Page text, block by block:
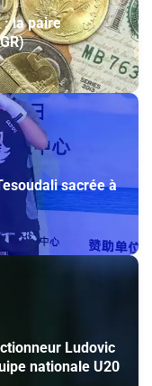
: la paire
sacrée à
Ludovic
nationale U20